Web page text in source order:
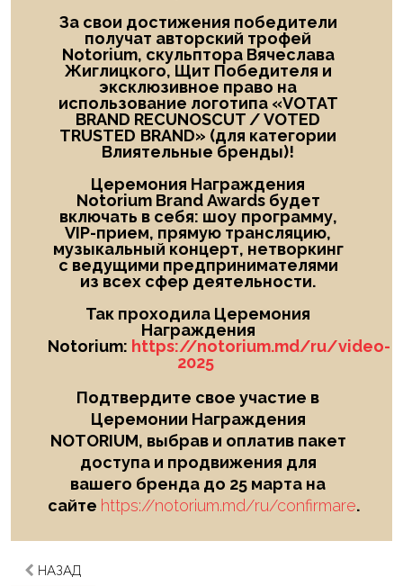
За свои достижения победители
получат авторский трофей
Notorium, скульптора Вячеслава
Жиглицкого, Щит Победителя и
эксклюзивное право на
использование логотипа «VOTAT
BRAND RECUNOSCUT /VOTED
TRUSTED BRAND» (для категории
Влиятельные бренды)!
Церемония Награждения
Notorium Brand Awards будет
включать в себя: шоу программу,
VIP-прием, прямую трансляцию,
музыкальный концерт, нетворкинг
с ведущими предпринимателями
из всех сфер деятельности.
Так проходила Церемония
Награждения
Notorium: https://notorium.md/ru/video-
2025
Подтвердите свое участие в
Церемонии Награждения
NOTORIUM, выбрав и оплатив пакет
доступа и продвижения для
вашего бренда до 25 марта на
сайте https://notorium.md/ru/confirmare.
НАЗАД